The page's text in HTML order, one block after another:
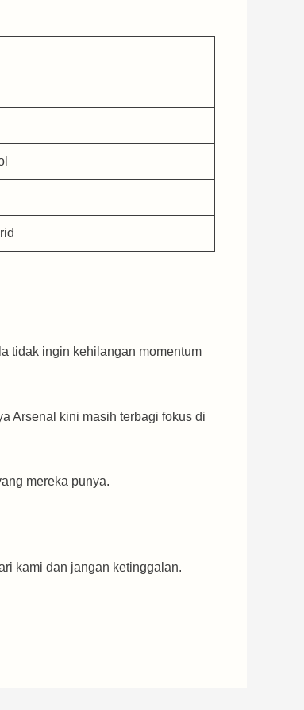
tidak ingin kehilangan momentum
Arsenal kini masih terbagi fokus di
mereka punya.
kami dan jangan ketinggalan.